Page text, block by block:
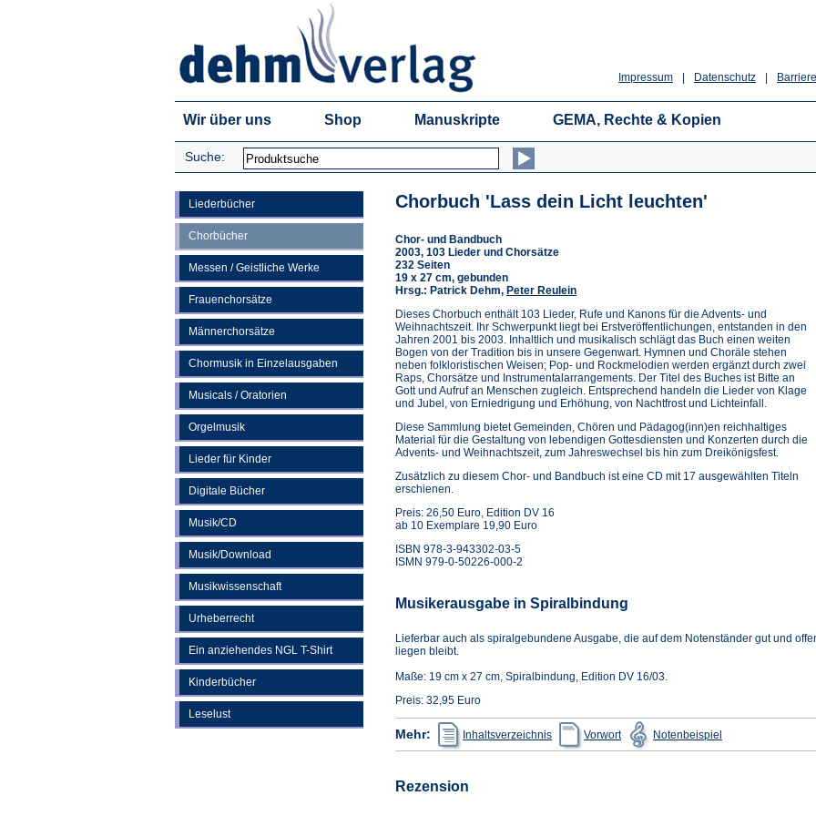
Datenschutz
Impressum
Wir über uns Shop Manuskripte GEMA, Rechte & Kopien
Suche:
Liederbücher
Chorbücher
Messen / Geistliche Werke
Frauenchorsätze
Männerchorsätze
Chormusik in Einzelausgaben
Musicals / Oratorien
Orgelmusik
Lieder für Kinder
Digitale Bücher
Musik/CD
Musik/Download
Musikwissenschaft
Urheberrecht
Ein anziehendes NGL T-Shirt
Kinderbücher
Leselust
Chorbuch 'Lass dein Licht leuchten'
Chor- und Bandbuch
2003, 103 Lieder und Chorsätze
232 Seiten
19 x 27 cm, gebunden
Hrsg.: Patrick Dehm, Peter Reulein
Dieses Chorbuch enthält 103 Lieder, Rufe und Kanons für die Advents- und
Weihnachtszeit. Ihr Schwerpunkt liegt bei Erstveröffentlichungen, entstanden in den
Jahren 2001 bis 2003. Inhaltlich und musikalisch schlägt das Buch einen weiten
Bogen von der Tradition bis in unsere Gegenwart. Hymnen und Choräle stehen
neben folkloristischen Weisen; Pop- und Rockmelodien werden ergänzt durch zwei
Raps, Chorsätze und Instrumentalarrangements. Der Titel des Buches ist Bitte an
Gott und Aufruf an Menschen zugleich. Entsprechend handeln die Lieder von Klage
und Jubel, von Erniedrigung und Erhöhung, von Nachtfrost und Lichteinfall.
Diese Sammlung bietet Gemeinden, Chören und Pädagog(inn)en reichhaltiges
Material für die Gestaltung von lebendigen Gottesdiensten und Konzerten durch die
Advents- und Weihnachtszeit, zum Jahreswechsel bis hin zum Dreikönigsfest.
Zusätzlich zu diesem Chor- und Bandbuch ist eine CD mit 17 ausgewählten Titeln
erschienen.
Preis: 26,50 Euro, Edition DV 16
ab 10 Exemplare 19,90 Euro
ISBN 978-3-943302-03-5
ISMN 979-0-50226-000-2
Musikerausgabe in Spiralbindung
Lieferbar auch als spiralgebundene Ausgabe, die auf dem Notenständer gut und
liegen bleibt.
Maße: 19 cm x 27 cm, Spiralbindung, Edition DV 16/03.
Preis: 32,95 Euro
Mehr: Inhaltsverzeichnis
(Öffnet
in
einem
Vorwort
(Öffnet
in
einem
Notenbeispiel in
einem
Rezension